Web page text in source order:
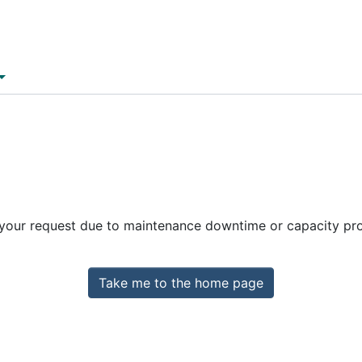
request due to maintenance downtime or capacity
Take me to the home page